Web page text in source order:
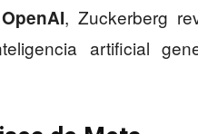
, Zuckerberg
artificial